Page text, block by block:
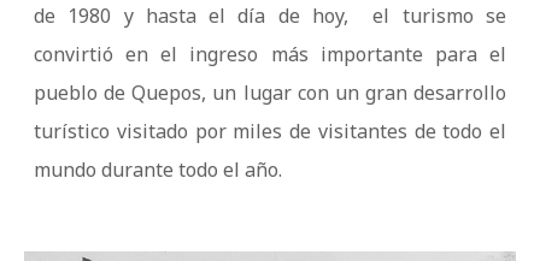
de 1980 y hasta el día de hoy, el turismo se
convirtió en el ingreso más importante para el
pueblo de Quepos, un lugar con un gran desarrollo
turístico visitado por miles de visitantes de todo el
mundo durante todo el año.